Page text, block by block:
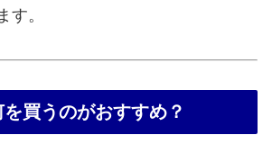
す。
買うのがおすすめ？